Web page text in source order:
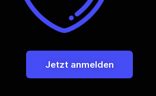
Jetzt anmelden